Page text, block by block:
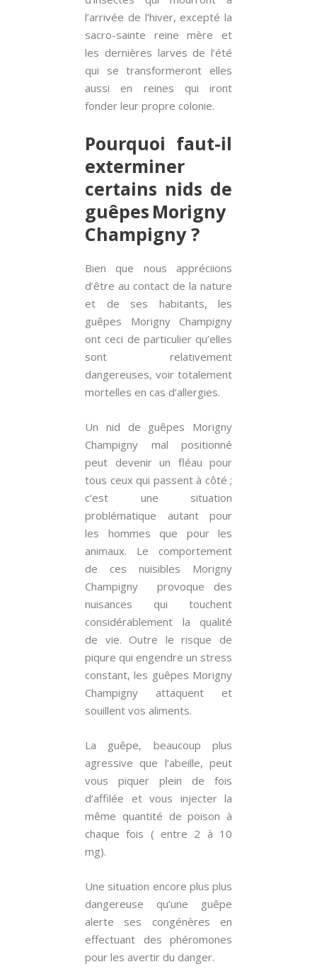
l’arrivée de l’hiver, excepté la
sacro-sainte reine mère et
les dernières larves de l’été
qui se transformeront elles
aussi en reines qui iront
fonder leur propre colonie.
Pourquoi faut-il
exterminer
certains nids de
guêpes Morigny
Champigny ?
Bien que nous appréciions
d’être au contact de la nature
et de ses habitants, les
guêpes Morigny Champigny
ont ceci de particulier qu’elles
sont relativement
dangereuses, voir totalement
mortelles en cas d’allergies.
Un nid de guêpes Morigny
Champigny mal positionné
peut devenir un fléau pour
tous ceux qui passent à côté ;
c’est une situation
problématique autant pour
les hommes que pour les
animaux. Le comportement
de ces nuisibles Morigny
Champigny provoque des
nuisances qui touchent
considérablement la qualité
de vie. Outre le risque de
piqure qui engendre un stress
constant, les guêpes Morigny
Champigny attaquent et
souillent vos aliments.
La guêpe, beaucoup plus
agressive que l’abeille, peut
vous piquer plein de fois
d’affilée et vous injecter la
même quantité de poison à
chaque fois ( entre 2 à 10
mg).
Une situation encore plus plus
dangereuse qu’une guêpe
alerte ses congénères en
effectuant des phéromones
pour les avertir du danger.